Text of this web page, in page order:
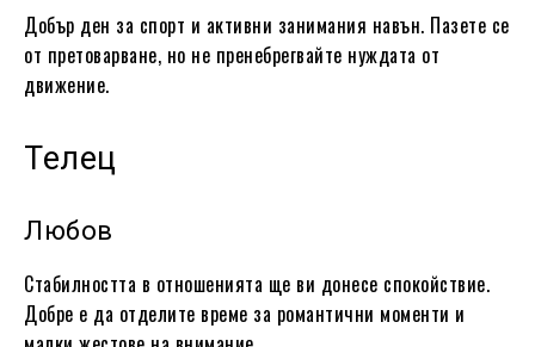
Добър ден за спорт и активни занимания навън. Пазете се
от претоварване, но не пренебрегвайте нуждата от
движение.
Телец
Любов
Стабилността в отношенията ще ви донесе спокойствие.
Добре е да отделите време за романтични моменти и